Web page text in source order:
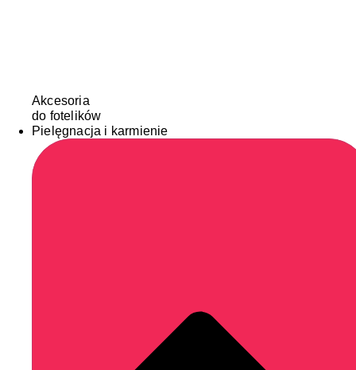
Akcesoria
do fotelików
Pielęgnacja i karmienie